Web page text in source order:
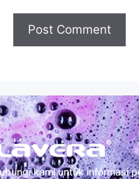
kami untuk informasi